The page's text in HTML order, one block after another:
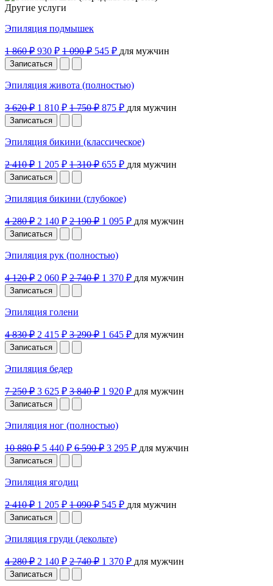
Другие услуги
Эпиляция подмышек
1 860 ₽ 930 ₽ 1 090 ₽ 545 ₽ для мужчин
Записаться
Эпиляция живота (полностью)
3 620 ₽ 1 810 ₽ 1 750 ₽ 875 ₽ для мужчин
Записаться
Эпиляция бикини (классическое)
2 410 ₽ 1 205 ₽ 1 310 ₽ 655 ₽ для мужчин
Записаться
Эпиляция бикини (глубокое)
4 280 ₽ 2 140 ₽ 2 190 ₽ 1 095 ₽ для мужчин
Записаться
Эпиляция рук (полностью)
4 120 ₽ 2 060 ₽ 2 740 ₽ 1 370 ₽ для мужчин
Записаться
Эпиляция голени
4 830 ₽ 2 415 ₽ 3 290 ₽ 1 645 ₽ для мужчин
Записаться
Эпиляция бедер
7 250 ₽ 3 625 ₽ 3 840 ₽ 1 920 ₽ для мужчин
Записаться
Эпиляция ног (полностью)
10 880 ₽ 5 440 ₽ 6 590 ₽ 3 295 ₽ для мужчин
Записаться
Эпиляция ягодиц
2 410 ₽ 1 205 ₽ 1 090 ₽ 545 ₽ для мужчин
Записаться
Эпиляция груди (декольте)
4 280 ₽ 2 140 ₽ 2 740 ₽ 1 370 ₽ для мужчин
Записаться